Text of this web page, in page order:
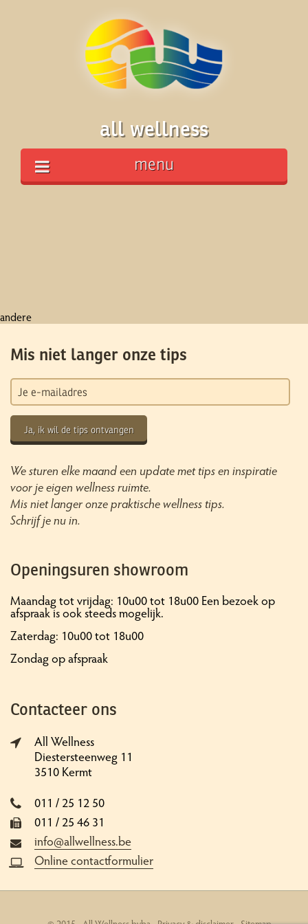
all wellness
menu
andere
Mis niet langer onze tips
Ja, ik wil de tips ontvangen
We sturen elke maand een update met tips en inspiratie
voor je eigen wellness ruimte.
Mis niet langer onze praktische wellness tips.
Schrijf je nu in.
Openingsuren showroom
Maandag tot vrijdag: 10u00 tot 18u00 Een bezoek op
afspraak is ook steeds mogelijk.
Zaterdag: 10u00 tot 18u00
Zondag op afspraak
Contacteer ons
All Wellness
Diestersteenweg 11
3510 Kermt
011 / 25 12 50
011 / 25 46 31
info@allwellness.be
Online contactformulier